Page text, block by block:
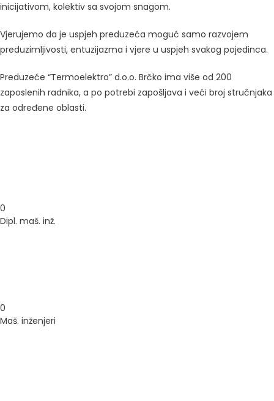
inicijativom, kolektiv sa svojom snagom.
Vjerujemo da je uspjeh preduzeća moguć samo razvojem
preduzimljivosti, entuzijazma i vjere u uspjeh svakog pojedinca.
Preduzeće “Termoelektro” d.o.o. Brčko ima više od 200
zaposlenih radnika, a po potrebi zapošljava i veći broj stručnjaka
za određene oblasti.
0
Dipl. maš. inž.
0
Maš. inženjeri